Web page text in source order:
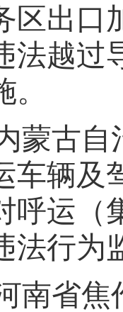
区出口
法越过
蒙古
车辆及
呼运（
法行为
南省